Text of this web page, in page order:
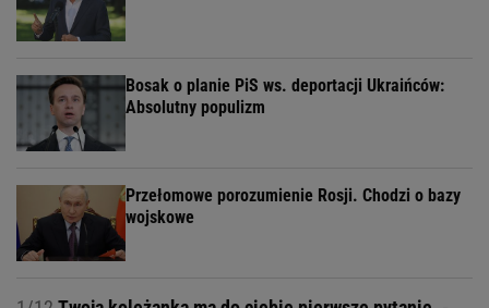
Bosak o planie PiS ws. deportacji Ukraińców:
Absolutny populizm
Przełomowe porozumienie Rosji. Chodzi o bazy
wojskowe